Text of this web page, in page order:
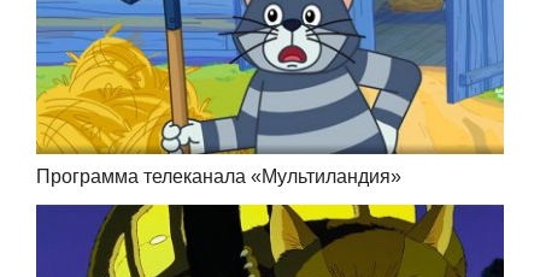
Программа телеканала «Мультиландия»